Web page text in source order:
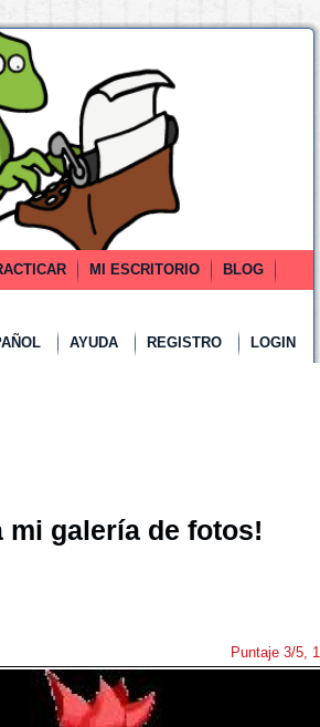
MI ESCRITORIO
BLOG
AYUDA REGISTRO LOGIN
mi galería de fotos!
Puntaje 3/5,